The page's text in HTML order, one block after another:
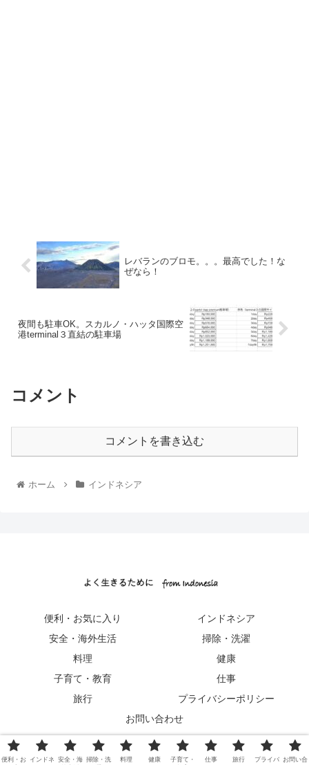
レバランのブロモ。。。最高でした！な
ぜなら！
夜間も駐車OK。スカルノ・ハッタ国際空
港terminal３直結の駐車場
コメント
コメントを書き込む
ホーム インドネシア
便利・お気に入り
インドネシア
安全・海外生活
掃除・洗濯
料理
健康
子育て・教育
仕事
旅行
プライバシーポリシー
お問い合わせ
Copyright © 2022 よく生きるために from Indonesia All Rights
Reserved.
便利・お インドネ 安全・海 掃除・洗
料理 健康
子育て・
仕事 旅行
プライバ お問い合